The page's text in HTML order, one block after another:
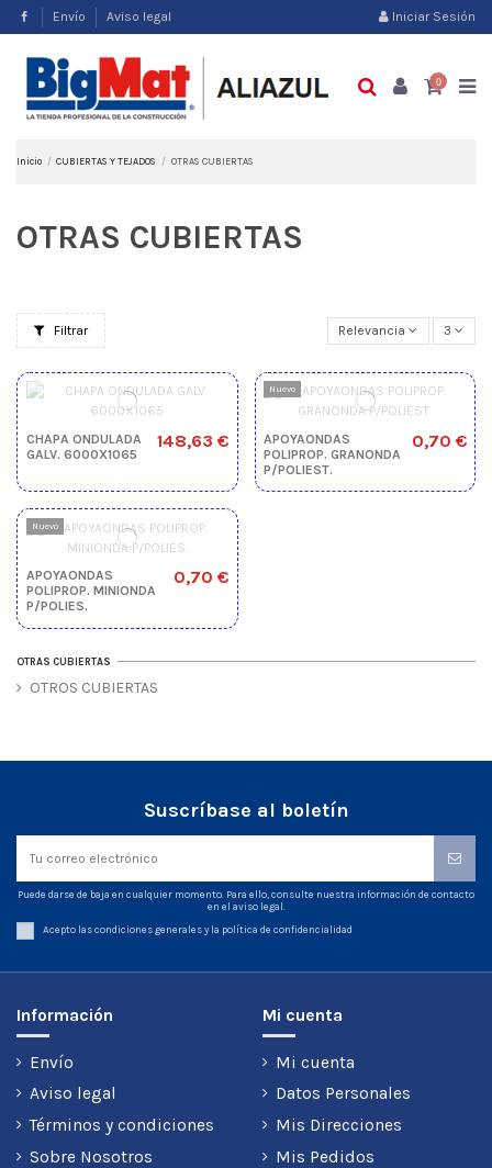
Envío Aviso legal Iniciar Sesión
0
Inicio CUBIERTAS Y TEJADOS OTRAS CUBIERTAS
OTRAS CUBIERTAS
Filtrar Relevancia 3
CHAPA ONDULADA
GALV. 6000X1065
148,63 €
Nuevo
APOYAONDAS
POLIPROP. GRANONDA
P/POLIEST.
0,70 €
Nuevo
APOYAONDAS
POLIPROP. MINIONDA
P/POLIES.
0,70 €
OTRAS CUBIERTAS
OTROS CUBIERTAS
Suscríbase al boletín
Puede darse de baja en cualquier momento. Para ello, consulte nuestra información de contacto
en el aviso legal.
Acepto las condiciones generales y la política de confidencialidad
Información
Envío
Aviso legal
Términos y condiciones
Sobre Nosotros
Mi cuenta
Mi cuenta
Datos Personales
Mis Direcciones
Mis Pedidos